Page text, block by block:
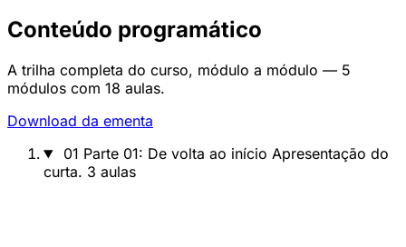
Conteúdo programático
A trilha completa do curso, módulo a módulo — 5
módulos com 18 aulas.
Download da ementa
01 Parte 01: De volta ao início Apresentação do
curta. 3 aulas